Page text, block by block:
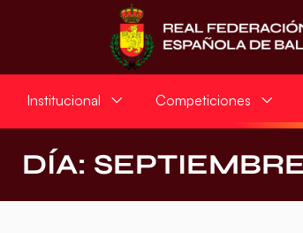
Institucional Competiciones
DÍA: